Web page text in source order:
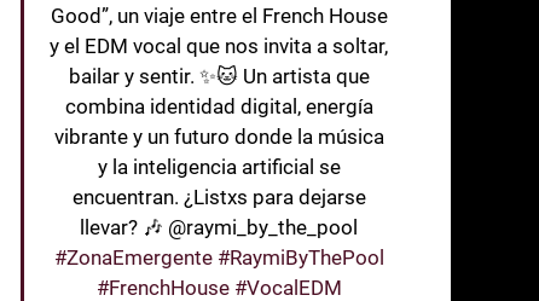
Good”, un viaje entre el French House
y el EDM vocal que nos invita a soltar,
bailar y sentir. ✨🐱 Un artista que
combina identidad digital, energía
vibrante y un futuro donde la música
y la inteligencia artificial se
encuentran. ¿Listxs para dejarse
llevar? 🎶 @raymi_by_the_pool
#ZonaEmergente #RaymiByThePool
#FrenchHouse #VocalEDM